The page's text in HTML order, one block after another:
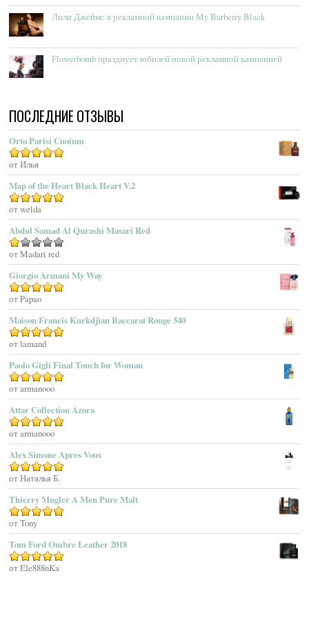
Acqua Dell’Elba
Acqua Di Monaco
Acqua Di Parma
Acqua Di Sardegna
Acqua Di Stresa
Adam Levine
Adamo Parfum
Adidas
Adolfo Dominguez
Adrienne Vittadini
Aedes De Venustas
Aerin Lauder
Aether
Affinessence
Afnan Perfumes
Agatha Ruiz De La Prada
Agatho Parfum
Agent Provocateur
Agnes B
Agonist
Ahjaar
Aigner
Aj Arabia (Widian)
Ajmal
Akro
Al Hamatt
Al Haramain
Al-Jazeera
Лили Джеймс в рекламной кампании My Burberry Black
Flowerbomb празднует юбилей новой рекламной кампанией
ПОСЛЕДНИЕ ОТЗЫВЫ
Orto Parisi Cuoium
Оценка
от Илья
Map of the Heart Black Heart V.2
Оценка5
от welda
Abdul Samad Al Qurashi Masari Red
Оценка
1
из
5
от Madari red
Giorgio Armani My Way
Оценка5
от Papao
Maison Francis Kurkdjian Baccarat Rouge 540
Оценка5из 5
от lamand
Paolo Gigli Final Touch for Woman
Оценка5из 5
от armanooo
Attar Collection Azora
Оценка5из 5
от armanooo
Alex Simone Apres Vous
Оценка5из 5
от Наталья Б.
Thierry Mugler A Men Pure Malt
Оценка
от Tony
Tom Ford Ombre Leather 2018
Оценка5из 5
от Ele888nKa